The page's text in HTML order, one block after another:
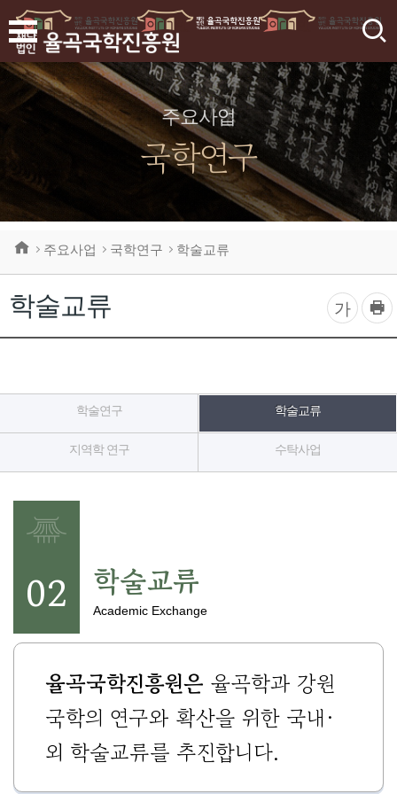
검
주요사업
국학연구
학술교류
주요사업 국학연구 학술교류
글
자
기
조
가
프
린
트
학술연구 학술교류
지역학 연구 수탁사업
02 학술교류
Academic Exchange
율곡국학진흥원은 율곡학과 강원
국학의 연구와 확산을 위한 국내·
외 학술교류를 추진합니다.